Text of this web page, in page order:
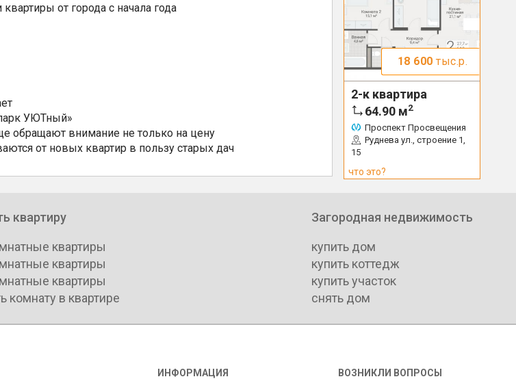
от города с начала года
УЮТный»
обращают внимание не только на цену
от новых квартир в пользу старых дач
18 600 тыс.р.
2-к квартира
64.90 м2
Проспект Просвещения
Руднева ул., строение 1,
15
что это?
квартиру
квартиры
квартиры
квартиры
комнату в квартире
Загородная недвижимость
купить дом
купить коттедж
купить участок
снять дом
ИНФОРМАЦИЯ ВОЗНИКЛИ ВОПРОСЫ